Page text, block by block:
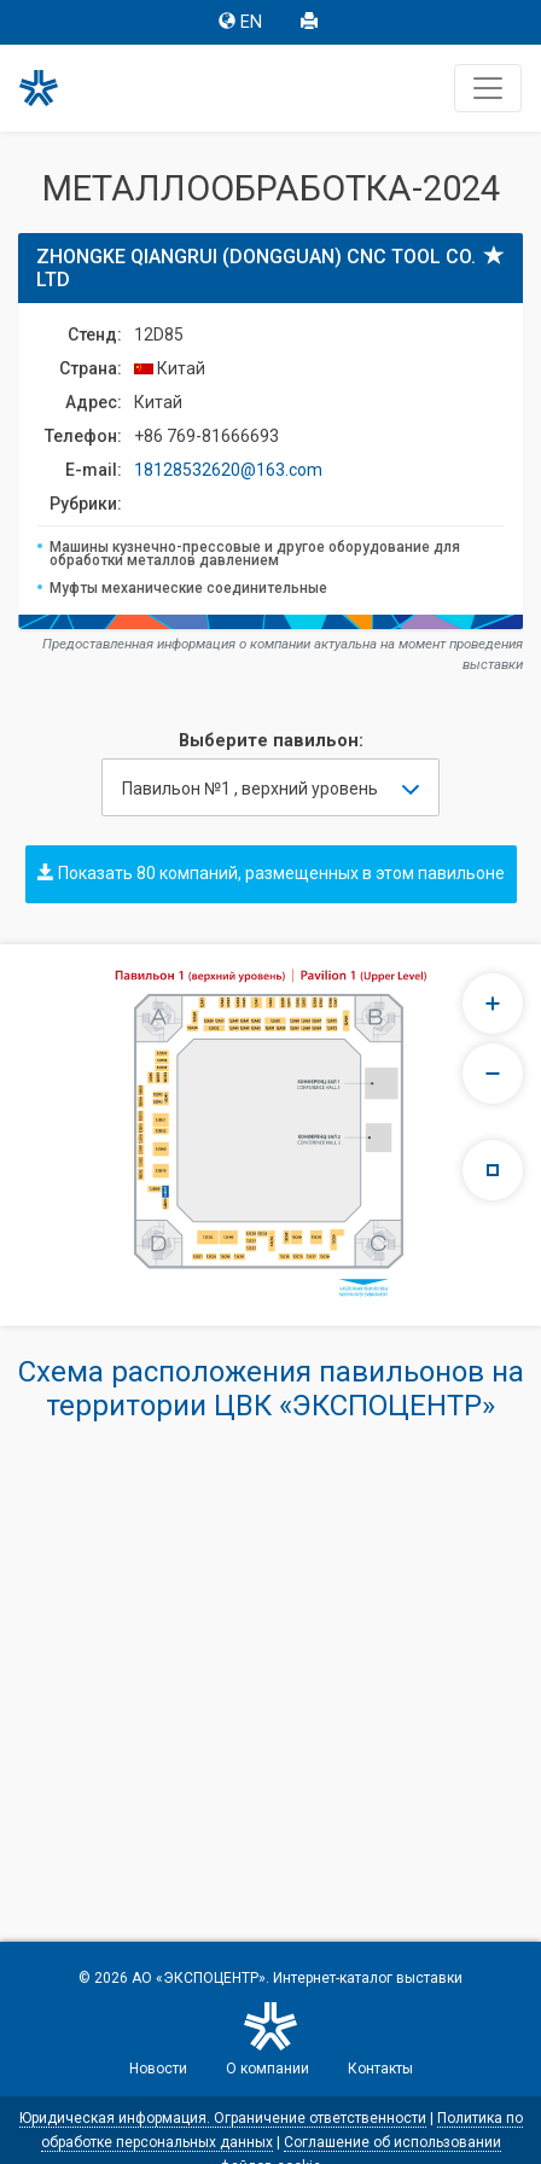
EN
МЕТАЛЛООБРАБОТКА-2024
ZHONGKE QIANGRUI (DONGGUAN) CNC TOOL CO.
LTD
Стенд:
12D85
Страна:
Китай
Адрес:
Китай
Телефон:
+86 769-81666693
E-mail:
18128532620@163.com
Рубрики:
Машины кузнечно-прессовые и другое оборудование для
обработки металлов давлением
Муфты механические соединительные
Предоставленная информация о компании актуальна на момент проведения
выставки
Выберите павильон:
Павильон №1 , верхний уровень
Показать 80 компаний, размещенных в этом павильоне
Схема расположения павильонов на
территории ЦВК «ЭКСПОЦЕНТР»
© 2026 АО «ЭКСПОЦЕНТР». Интернет-каталог выставки
Новости О компании Контакты
Юридическая информация. Ограничение ответственности
Политика по
обработке персональных данных| Соглашение об использовании